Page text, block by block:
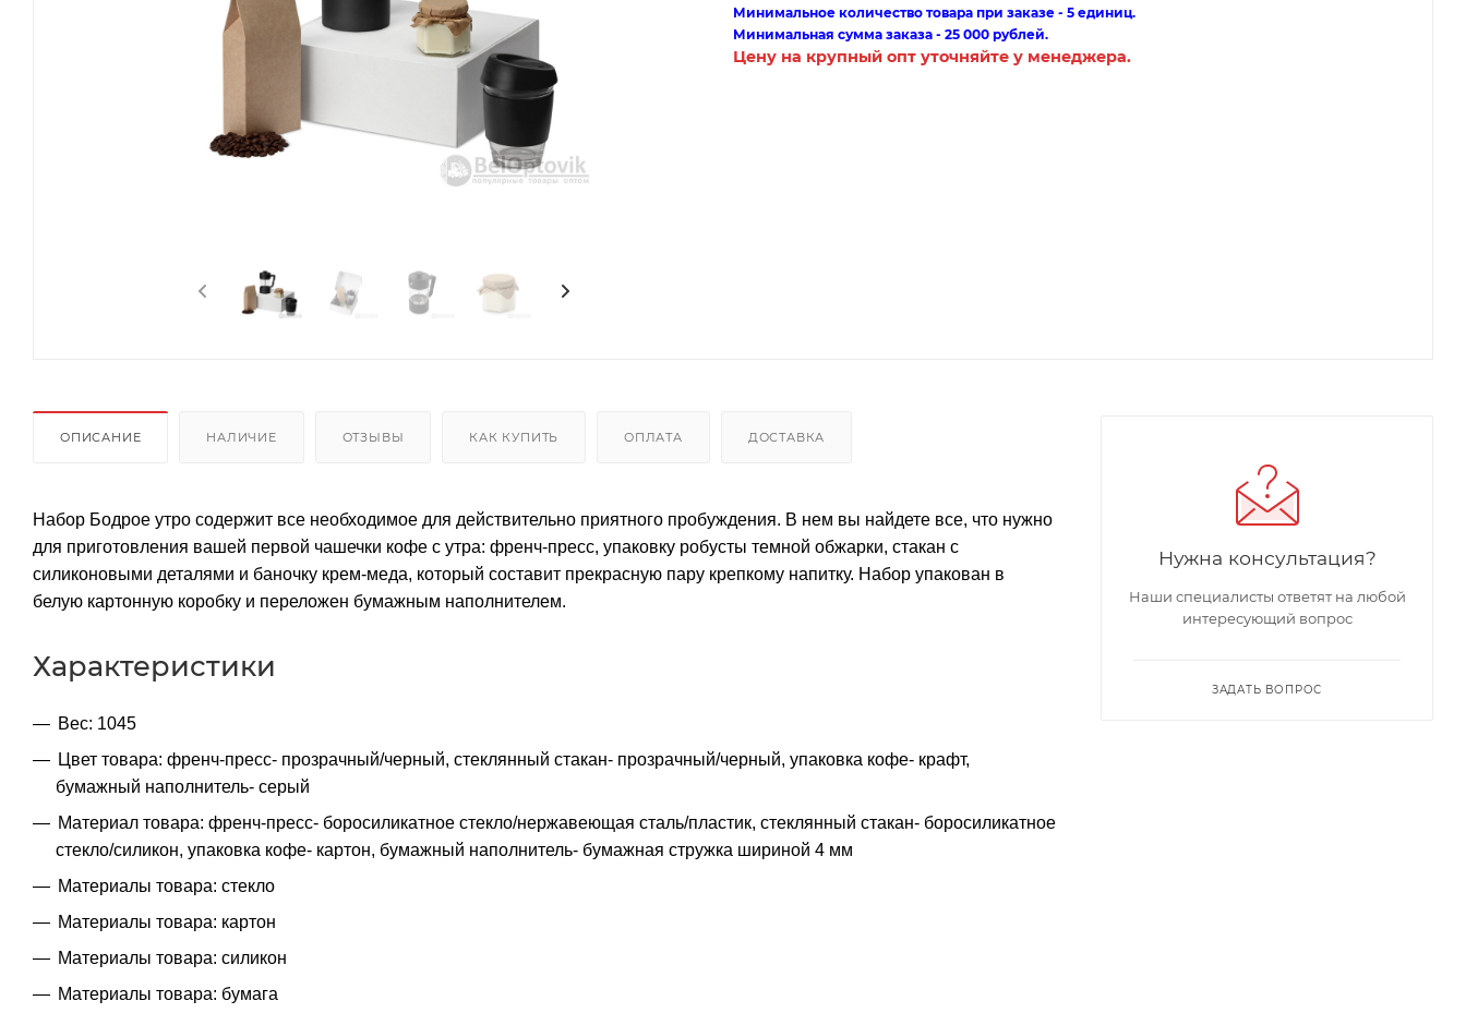
Минимальное количество товара при заказе - 5 единиц.
Минимальная сумма заказа - 25 000 рублей.
Цену на крупный опт уточняйте у менеджера.
ОПИСАНИЕ НАЛИЧИЕ ОТЗЫВЫ КАК КУПИТЬ ОПЛАТА ДОСТАВКА
Набор Бодрое утро содержит все необходимое для действительно приятного пробуждения. В нем вы найдете все, что нужно
для приготовления вашей первой чашечки кофе с утра: френч-пресс, упаковку робусты темной обжарки, стакан с
силиконовыми деталями и баночку крем-меда, который составит прекрасную пару крепкому напитку. Набор упакован в
белую картонную коробку и переложен бумажным наполнителем.
Характеристики
Вес: 1045
Цвет товара: френч-пресс- прозрачный/черный, стеклянный стакан- прозрачный/черный, упаковка кофе- крафт,
бумажный наполнитель- серый
Материал товара: френч-пресс- боросиликатное стекло/нержавеющая сталь/пластик, стеклянный стакан- боросиликатное
стекло/силикон, упаковка кофе- картон, бумажный наполнитель- бумажная стружка шириной 4 мм
Материалы товара: стекло
Материалы товара: картон
Материалы товара: силикон
Материалы товара: бумага
Нужна консультация?
Наши специалисты ответят на любой
интересующий вопрос
ЗАДАТЬ ВОПРОС